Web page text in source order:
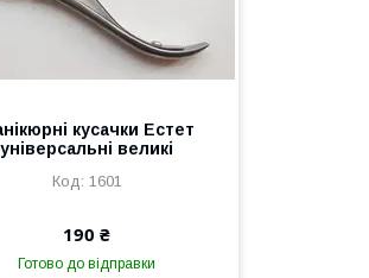
кусачки Естет
універсальні великі
1601
190 ₴
Готово до відправки